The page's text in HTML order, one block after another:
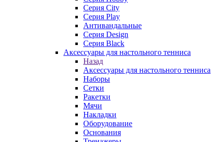
Серия City
Серия Play
Антивандальные
Серия Design
Серия Black
Аксессуары для настольного тенниса
Назад
Аксессуары для настольного тенниса
Наборы
Сетки
Ракетки
Мячи
Накладки
Оборудование
Основания